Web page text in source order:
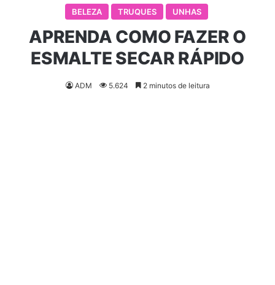
BELEZA TRUQUES UNHAS
APRENDA COMO FAZER O
ESMALTE SECAR RÁPIDO
ADM 5.624 2 minutos de leitura